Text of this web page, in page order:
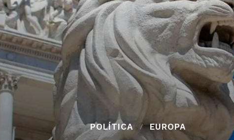
POLÍTICA EUROPA